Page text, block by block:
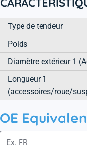
Type de tendeur
Poids
Diamètre extérieur 1
Longueur 1
(accessoires/roue/
OE